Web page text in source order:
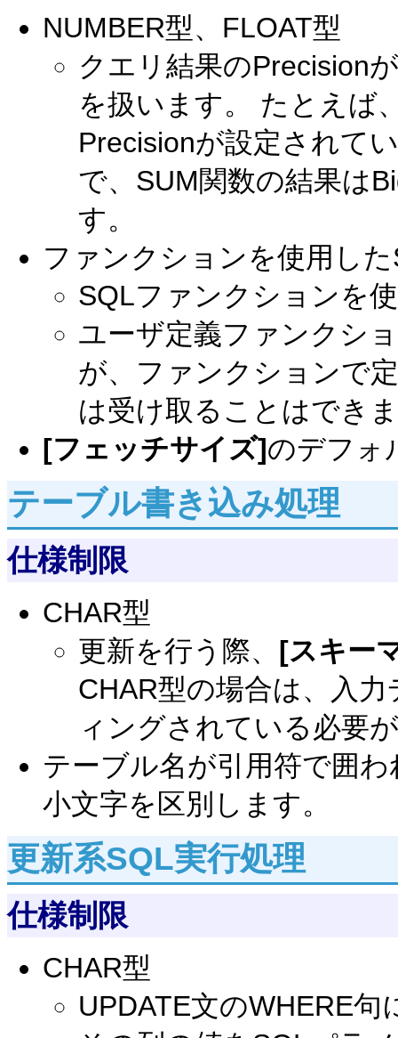
NUMBER型、FLOAT型
クエリ結果のPrecision
を扱います。 たとえば
Precisionが設定されて
で、SUM関数の結果は
す。
ファンクションを使用し
SQLファンクションを
ユーザ定義ファンクシ
が、ファンクションで
は受け取ることはでき
[フェッチサイズ]のデフォ
テーブル書き込み処理
仕様制限
CHAR型
更新を行う際、 [スキー
CHAR型の場合は、入
ィングされている必要
テーブル名が引用符で囲
小文字を区別します。
更新系SQL実行処理
仕様制限
CHAR型
UPDATE文のWHERE